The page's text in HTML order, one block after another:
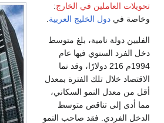
تحويلات العاملين في الخارج:
وخاصة في دول الخليج العربية
الفلبين دولة نامية، بلغ متوسط
دخل الفرد السنوي فيها عام
1994م 216 دولارًا، وقد نما
الاقتصاد خلال تلك الفترة بمعدل
أقل من معدل النمو السكاني،
مما أدى إلى تناقص متوسط
الدخل الفردي. فقد صاحب النمو